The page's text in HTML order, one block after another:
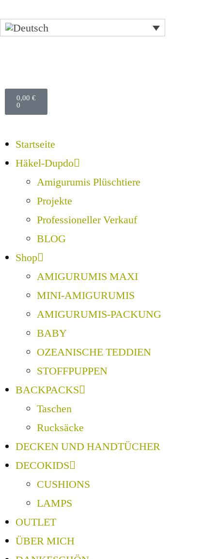
0,00 €
0
Startseite
Häkel-Dupdo
Amigurumis Plüschtiere
Projekte
Professioneller Verkauf
BLOG
Shop
AMIGURUMIS MAXI
MINI-AMIGURUMIS
AMIGURUMIS-PACKUNG
BABY
OZEANISCHE TEDDIEN
STOFFPUPPEN
BACKPACKS
Taschen
Rucksäcke
DECKEN UND HANDTÜCHER
DECOKIDS
CUSHIONS
LAMPS
OUTLET
ÜBER MICH